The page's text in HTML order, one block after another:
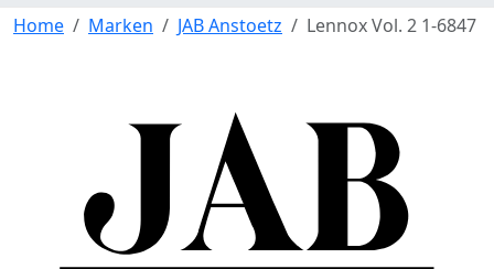
Home Marken JAB Anstoetz Lennox Vol. 2 1-6847